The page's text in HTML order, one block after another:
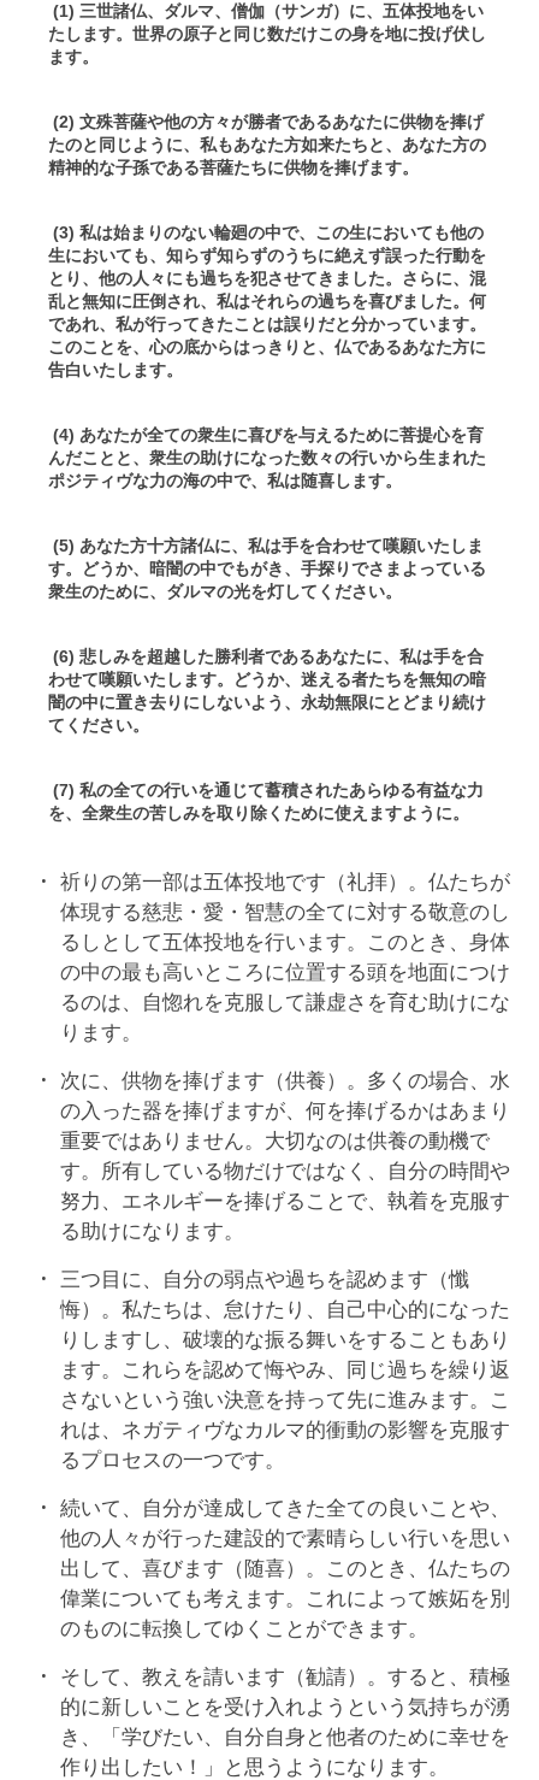
(1) 三世諸仏、ダルマ、僧伽（サンガ）に、五体投地をい
たします。世界の原子と同じ数だけこの身を地に投げ伏し
ます。
(2) 文殊菩薩や他の方々が勝者であるあなたに供物を捧げ
たのと同じように、私もあなた方如来たちと、あなた方の
精神的な子孫である菩薩たちに供物を捧げます。
(3) 私は始まりのない輪廻の中で、この生においても他の
生においても、知らず知らずのうちに絶えず誤った行動を
とり、他の人々にも過ちを犯させてきました。さらに、混
乱と無知に圧倒され、私はそれらの過ちを喜びました。何
であれ、私が行ってきたことは誤りだと分かっています。
このことを、心の底からはっきりと、仏であるあなた方に
告白いたします。
(4) あなたが全ての衆生に喜びを与えるために菩提心を育
んだことと、衆生の助けになった数々の行いから生まれた
ポジティヴな力の海の中で、私は随喜します。
(5) あなた方十方諸仏に、私は手を合わせて嘆願いたしま
す。どうか、暗闇の中でもがき、手探りでさまよっている
衆生のために、ダルマの光を灯してください。
(6) 悲しみを超越した勝利者であるあなたに、私は手を合
わせて嘆願いたします。どうか、迷える者たちを無知の暗
闇の中に置き去りにしないよう、永劫無限にとどまり続け
てください。
(7) 私の全ての行いを通じて蓄積されたあらゆる有益な力
を、全衆生の苦しみを取り除くために使えますように。
祈りの第一部は五体投地です（礼拝）。仏たちが
体現する慈悲・愛・智慧の全てに対する敬意のし
るしとして五体投地を行います。このとき、身体
の中の最も高いところに位置する頭を地面につけ
るのは、自惚れを克服して謙虚さを育む助けにな
ります。
次に、供物を捧げます（供養）。多くの場合、水
の入った器を捧げますが、何を捧げるかはあまり
重要ではありません。大切なのは供養の動機で
す。所有している物だけではなく、自分の時間や
努力、エネルギーを捧げることで、執着を克服す
る助けになります。
三つ目に、自分の弱点や過ちを認めます（懺
悔）。私たちは、怠けたり、自己中心的になった
りしますし、破壊的な振る舞いをすることもあり
ます。これらを認めて悔やみ、同じ過ちを繰り返
さないという強い決意を持って先に進みます。こ
れは、ネガティヴなカルマ的衝動の影響を克服す
るプロセスの一つです。
続いて、自分が達成してきた全ての良いことや、
他の人々が行った建設的で素晴らしい行いを思い
出して、喜びます（随喜）。このとき、仏たちの
偉業についても考えます。これによって嫉妬を別
のものに転換してゆくことができます。
そして、教えを請います（勧請）。すると、積極
的に新しいことを受け入れようという気持ちが湧
き、「学びたい、自分自身と他者のために幸せを
作り出したい！」と思うようになります。